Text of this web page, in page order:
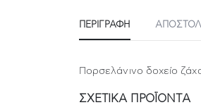
ΠΕΡΙΓΡΑΦΉ
Πορσελάνινο δοχείο
ΣΧΕΤΙΚΆ ΠΡΟΪΌΝΤΑ